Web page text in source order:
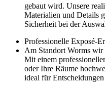
gebaut wird. Unsere
Materialien und Details
Sicherheit bei der
Professionelle Exposé-
Am Standort Worms wir
Mit einem
oder Ihre Räume
ideal für